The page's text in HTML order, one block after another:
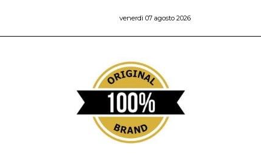
venerdì 07 agosto 2026